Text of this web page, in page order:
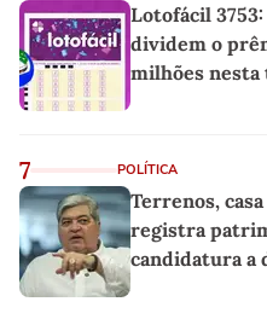
Lotofácil
dividem o
milhões
7 POLÍTICA
Terrenos,
registra
candidatura a